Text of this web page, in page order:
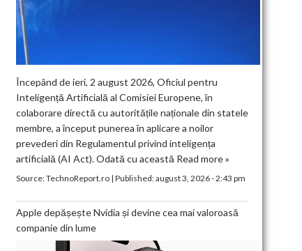
Începând de ieri, 2 august 2026, Oficiul pentru
Inteligență Artificială al Comisiei Europene, în
colaborare directă cu autoritățile naționale din statele
membre, a început punerea în aplicare a noilor
prevederi din Regulamentul privind inteligența
artificială (AI Act). Odată cu această Read more »
Source:TechnoReport.ro| Published:august 3, 2026 - 2:43 pm
Apple depășește Nvidia și devine cea mai valoroasă
companie din lume